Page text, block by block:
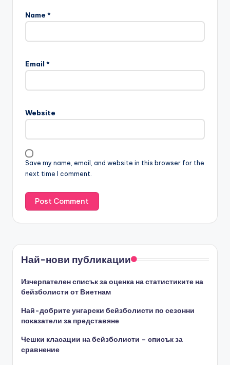
Name *
Email *
Website
Save my name, email, and website in this browser for the
next time I comment.
Най-нови публикации
Изчерпателен списък за оценка на статистиките на
бейзболисти от Виетнам
Най-добрите унгарски бейзболисти по сезонни
показатели за представяне
Чешки класации на бейзболисти – списък за
сравнение